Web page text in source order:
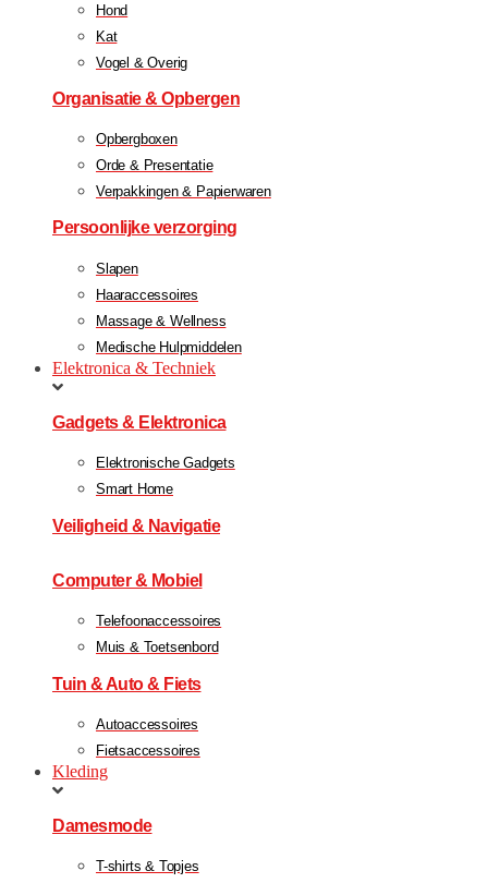
Hond
Kat
Vogel & Overig
Organisatie & Opbergen
Opbergboxen
Orde & Presentatie
Verpakkingen & Papierwaren
Persoonlijke verzorging
Slapen
Haaraccessoires
Massage & Wellness
Medische Hulpmiddelen
Elektronica & Techniek
Gadgets & Elektronica
Elektronische Gadgets
Smart Home
Veiligheid & Navigatie
Computer & Mobiel
Telefoonaccessoires
Muis & Toetsenbord
Tuin & Auto & Fiets
Autoaccessoires
Fietsaccessoires
Kleding
Damesmode
T-shirts & Topjes